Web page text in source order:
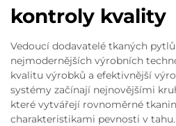
kontroly kvality
Vedoucí dodavatelé tkaných
nejmodernějších výrobních
kvalitu výrobků a efektivnější
systémy začínají nejnovějšími
které vytvářejí rovnoměrné
charakteristikami pevnosti v